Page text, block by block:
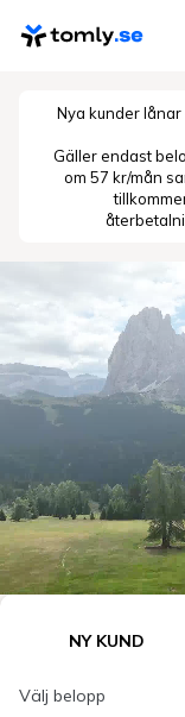
Nya kunder
Gäller endast
om 57 kr/mån
NY KUND
Välj belopp